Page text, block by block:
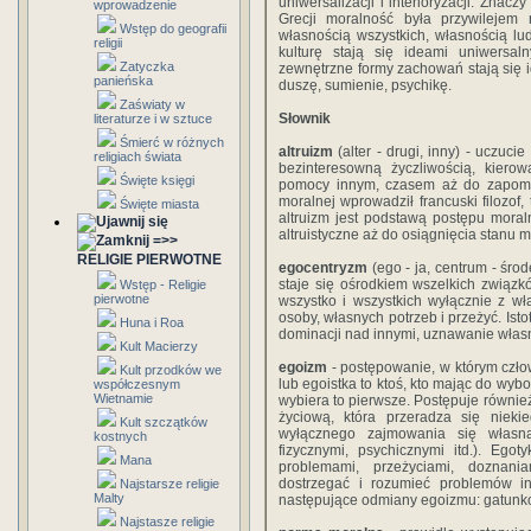
wprowadzenie
Wstęp do geografii
religii
Zatyczka
panieńska
Zaświaty w
literaturze i w sztuce
Śmierć w różnych
religiach świata
Święte księgi
Święte miasta
=>>
RELIGIE PIERWOTNE
Wstęp - Religie
pierwotne
Huna i Roa
Kult Macierzy
Kult przodków we
współczesnym
Wietnamie
Kult szczątków
kostnych
Mana
Najstarsze religie
Malty
Najstasze religie
Grecji moralność była
własnością wszystkich, własnością
kulturę stają się ideami
zewnętrzne formy zachowań stają się
duszę, sumienie, psychikę.
Słownik
altruizm(alter - drugi, inny) -
bezinteresowną życzliwością,
pomocy innym, czasem aż do
moralnej wprowadził francuski
altruizm jest podstawą postępu
altruistyczne aż do osiągnięcia stanu
egocentryzm (ego - ja, centrum -
staje się ośrodkiem wszelkich
wszystko i wszystkich wyłącznie z
osoby, własnych potrzeb i przeżyć.
dominacji nad innymi, uznawanie
egoizm - postępowanie, w którym
lub egoistka to ktoś, kto mając do
wybiera to pierwsze. Postępuje
życiową, która przeradza się
wyłącznego zajmowania się
fizycznymi, psychicznymi itd.).
problemami, przeżyciami,
dostrzegać i rozumieć problemów
następujące odmiany egoizmu: